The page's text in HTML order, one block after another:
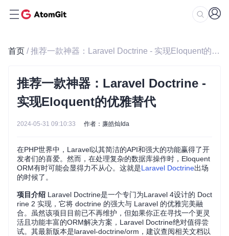
首页 / 推荐一款神器：Laravel Doctrine - 实现Eloquent的优雅替代
推荐一款神器：Laravel Doctrine -
实现Eloquent的优雅替代
2024-05-31 09:10:33 作者：廉皓灿Ida
在PHP世界中，Laravel以其简洁的API和强大的功能赢得了开
发者们的喜爱。然而，在处理复杂的数据库操作时，Eloquent
ORM有时可能会显得力不从心。这就是Laravel Doctrine出场
的时候了。
项目介绍 Laravel Doctrine是一个专门为Laravel 4设计的 Doct
rine 2 实现，它将 doctrine 的强大与 Laravel 的优雅完美融
合。虽然该项目目前已不再维护，但如果你正在寻找一个更灵
活且功能丰富的ORM解决方案，Laravel Doctrine绝对值得尝
试。其最新版本是laravel-doctrine/orm，建议查阅相关文档以